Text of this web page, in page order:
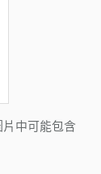
中可能包含